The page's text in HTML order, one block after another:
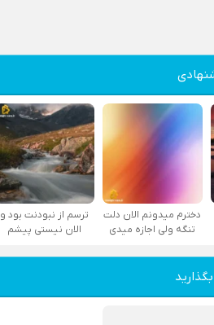
دخترم میدونم الان دلت
تنگه ولی اجازه میدی
ترسم از نبودنت بود و
الان نیستی پیشم